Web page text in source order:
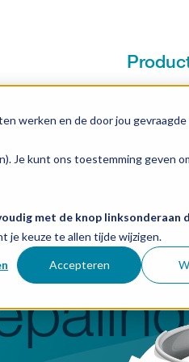
werken en de door jou
Je kunt ons toestemming geven
met de knop linksonderaan
je keuze te allen tijde wijzigen.
Accepteren